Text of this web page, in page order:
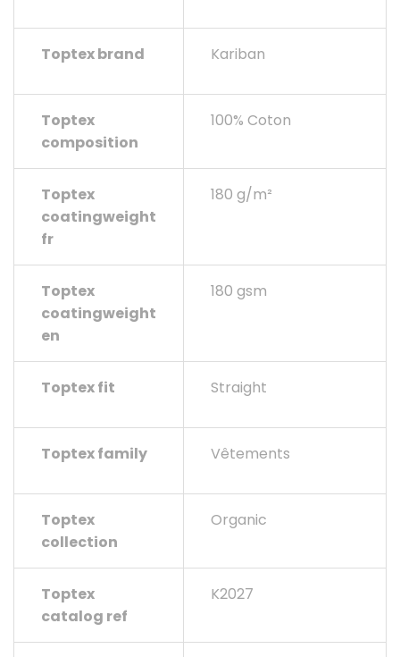
Toptex brand Kariban
Toptex
composition
100% Coton
Toptex
coatingweight
fr
180 g/m²
Toptex
coatingweight
en
180 gsm
Toptex fit Straight
Toptex family Vêtements
Toptex
collection
Organic
Toptex
catalog ref
K2027